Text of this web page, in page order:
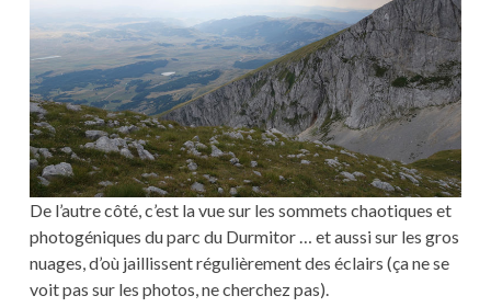
De l’autre côté, c’est la vue sur les sommets chaotiques et
photogéniques du parc du Durmitor … et aussi sur les gros
nuages, d’où jaillissent régulièrement des éclairs (ça ne se
voit pas sur les photos, ne cherchez pas).